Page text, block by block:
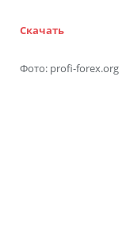
Скачать
Фото: profi-forex.org